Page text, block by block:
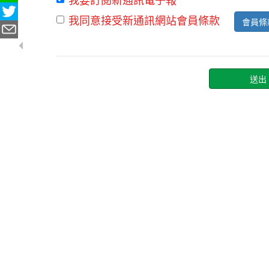
我同意接受新通訊網站會員條款
會員